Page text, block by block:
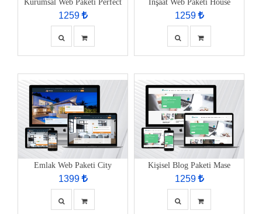
Kurumsal Web Paketi Perfect
1259
İnşaat Web Paketi House
1259
Emlak Web Paketi City
1399
Kişisel Blog Paketi Mase
1259